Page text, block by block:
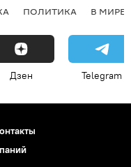
ПОЛИТИКА В МИРЕ
Дзен Telegram